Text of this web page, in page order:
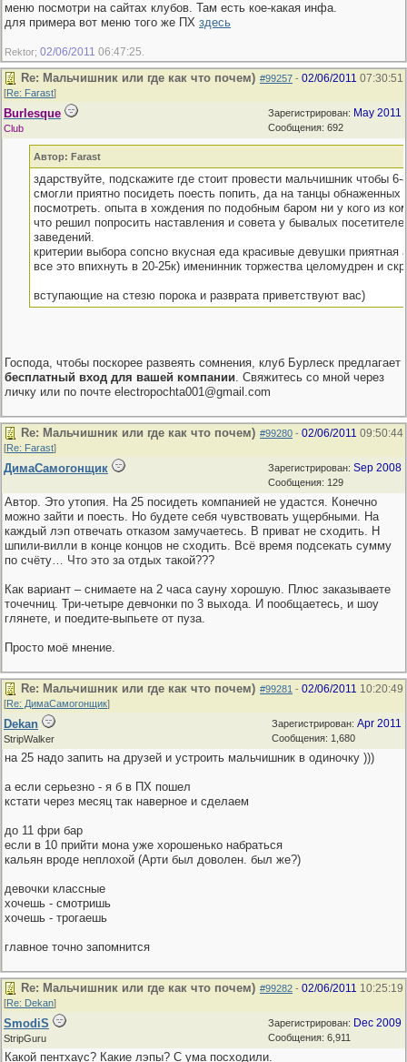
меню посмотри на сайтах клубов. Там есть кое-какая инфа.
для примера вот меню того же ПХ здесь
Rektor; 02/06/2011 06:47:25
#99257 - 02/06/2011 07:30:51
Re: Мальчишник или где как что почем)
[Re: Farast]
Зарегистрирован: May 2011
Сообщения: 692
Burlesque
Club
Автор: Farast
здарствуйте, подскажите где стоит провести мальчишник чтобы 6-
смогли приятно посидеть поесть попить, да на танцы обнаженных
посмотреть. опыта в хождения по подобным баром ни у кого из
что решил попросить наставления и совета у бывалых
заведений.
критерии выбора сопсно вкусная еда красивые девушки приятная
все это впихнуть в 20-25к) именинник торжества целомудрен и
вступающие на стезю порока и разврата приветствуют вас)
Господа, чтобы поскорее развеять сомнения, клуб Бурлеск предлагает
бесплатный вход для вашей компании. Свяжитесь со мной через
личку или по почте electropochta001@gmail.com
#99280 - 02/06/2011 09:50:44
Re: Мальчишник или где как что почем)
[Re: Farast]
Зарегистрирован: Sep 2008
Сообщения: 129
ДимаСамогонщик
Автор. Это утопия. На 25 посидеть компанией не удастся. Конечно
можно зайти и поесть. Но будете себя чувствовать ущербными. На
каждый лэп отвечать отказом замучаетесь. В приват не сходить. Н
шпили-вилли в конце концов не сходить. Всё время подсекать сумму
по счёту… Что это за отдых такой???
Как вариант – снимаете на 2 часа сауну хорошую. Плюс заказываете
точечниц. Три-четыре девчонки по 3 выхода. И пообщаетесь, и шоу
глянете, и поедите-выпьете от пуза.
Просто моё мнение.
#99281 - 02/06/2011 10:20:49
Re: Мальчишник или где как что почем)
[Re: ДимаСамогонщик]
Зарегистрирован: Apr 2011
Сообщения: 1,680
Dekan
StripWalker
на 25 надо запить на друзей и устроить мальчишник в одиночку )))
а если серьезно - я б в ПХ пошел
кстати через месяц так наверное и сделаем
до 11 фри бар
если в 10 прийти мона уже хорошенько набраться
кальян вроде неплохой (Арти был доволен. был же?)
девочки классные
хочешь - смотришь
хочешь - трогаешь
главное точно запомнится
#99282 - 02/06/2011 10:25:19
Re: Мальчишник или где как что почем)
[Re: Dekan]
Зарегистрирован: Dec 2009
Сообщения: 6,911
SmodiS
StripGuru
Какой пентхаус? Какие лэпы? С ума посходили.